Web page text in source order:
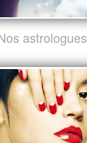
astrologues